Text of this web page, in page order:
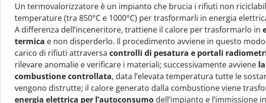
Un termovalorizzatore è un impianto che brucia i rifiuti non
temperature (tra 850°C e 1000°C) per trasformarli in energia
A differenza dell’inceneritore, trattiene il calore per trasformarlo in
termica e non disperderlo. Il procedimento avviene in questo
carico di rifiuti attraversa controlli di pesatura e portali
rilevare anomalie e verificare i materiali; successivamente avviene la
combustione controllata, data l’elevata temperatura tutte le
vengono distrutte; il calore generato dalla combustione viene
energia elettrica per l’autoconsumo dell’impianto e l’immissione